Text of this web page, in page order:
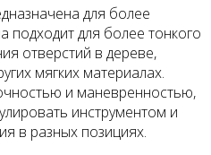
для более
подходит для более тонкого
отверстий в дереве,
мягких материалах.
и маневренностью,
инструментом и
в разных позициях.